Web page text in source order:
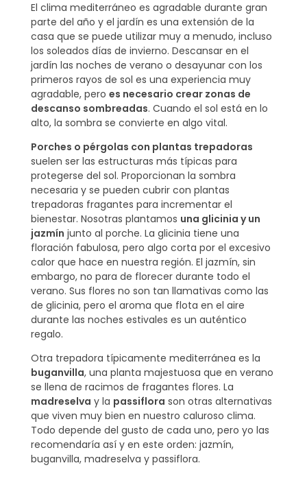
El clima mediterráneo es agradable durante gran
parte del año y el jardín es una extensión de la
casa que se puede utilizar muy a menudo, incluso
los soleados días de invierno. Descansar en el
jardín las noches de verano o desayunar con los
primeros rayos de sol es una experiencia muy
agradable, pero es necesario crear zonas de
descanso sombreadas. Cuando el sol está en lo
alto, la sombra se convierte en algo vital.
Porches o pérgolas con plantas trepadoras
suelen ser las estructuras más típicas para
protegerse del sol. Proporcionan la sombra
necesaria y se pueden cubrir con plantas
trepadoras fragantes para incrementar el
bienestar. Nosotras plantamos una glicinia y un
jazmín junto al porche. La glicinia tiene una
floración fabulosa, pero algo corta por el excesivo
calor que hace en nuestra región. El jazmín, sin
embargo, no para de florecer durante todo el
verano. Sus flores no son tan llamativas como las
de glicinia, pero el aroma que flota en el aire
durante las noches estivales es un auténtico
regalo.
Otra trepadora típicamente mediterránea es la
buganvilla, una planta majestuosa que en verano
se llena de racimos de fragantes flores. La
madreselva y la passiflora son otras alternativas
que viven muy bien en nuestro caluroso clima.
Todo depende del gusto de cada uno, pero yo las
recomendaría así y en este orden: jazmín,
buganvilla, madreselva y passiflora.